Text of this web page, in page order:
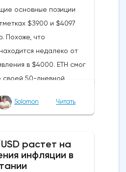
основные позиции
$3900 и $4097
Похоже, что
недалеко от
в $4000. ETH смог
своей 50-дневной
которые могут развеять
супер-альткоина не
пока за неделю до
Solomon Читать
растет на
инфляции в